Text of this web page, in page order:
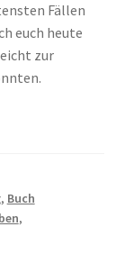
Fällen
euch heute
zur
, Buch
,